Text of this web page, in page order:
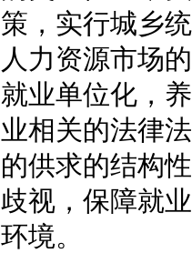
策，实行城乡
人力资源市场
就业单位化，
业相关的法律
的供求的结构
歧视，保障就
环境。